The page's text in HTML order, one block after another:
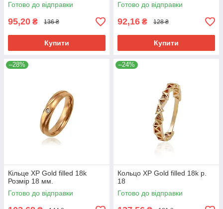
Готово до відправки
95,20 ₴ 136 ₴
Купити
Готово до відправки
92,16 ₴ 128 ₴
Купити
–28%
Кільце ХР Gold filled 18k
Розмір 18 мм.
Готово до відправки
–24%
Кольцо ХР Gold filled 18k р.
18
Готово до відправки